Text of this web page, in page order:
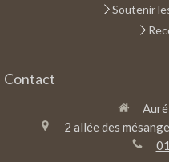
Soutenir
Contact
2 allée des